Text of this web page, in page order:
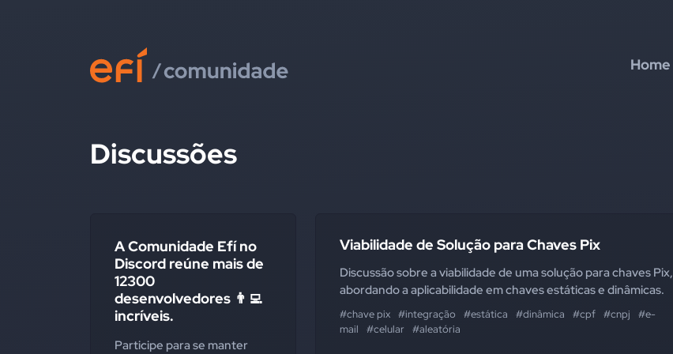
Home
Discussões
A Comunidade Efí no
Discord reúne mais de
12300
desenvolvedores 👨‍💻
incríveis.
Participe para se manter
Viabilidade de Solução para Chaves Pix
Discussão sobre a viabilidade de uma solução para chaves Pix,
abordando a aplicabilidade em chaves estáticas e dinâmicas.
#chave pix #integração #estática #dinâmica #cpf #cnpj
#e-
mail
#celular #aleatória